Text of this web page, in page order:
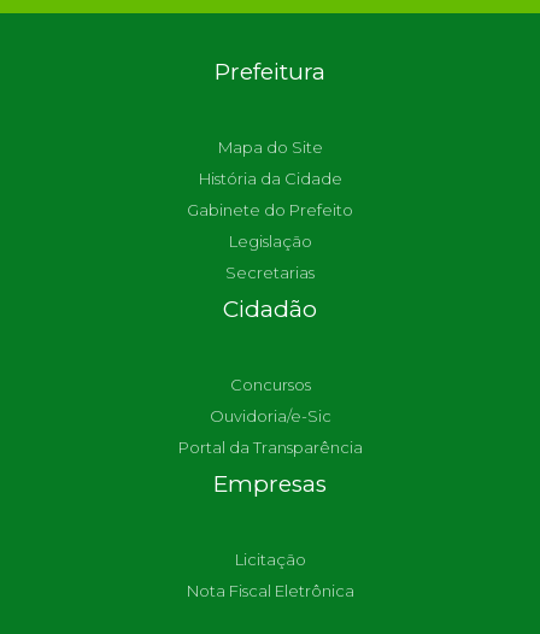
Prefeitura
Mapa do Site
História da Cidade
Gabinete do Prefeito
Legislação
Secretarias
Cidadão
Concursos
Ouvidoria/e-Sic
Portal da Transparência
Empresas
Licitação
Nota Fiscal Eletrônica